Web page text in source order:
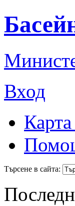
Вход
Търсене в сайта: